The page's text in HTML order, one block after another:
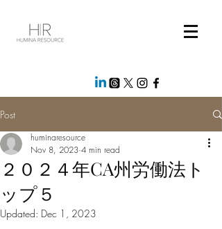
Post
２０２４年CA州労働法ト
ップ５
huminaresource
Nov 8, 2023 4 min read
Updated: Dec 1, 2023